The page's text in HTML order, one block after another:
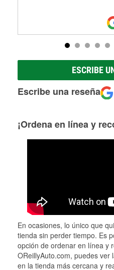
ESCRIBE
Escribe una reseña
¡Ordena en línea y
En ocasiones, lo único que
tienda sin perder tiempo. Es
opción de ordenar en línea y
OReillyAuto.com, puedes
en la tienda más cercana y